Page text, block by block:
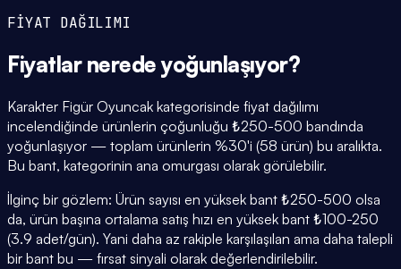
FİYAT DAĞILIMI
Fiyatlar nerede yoğunlaşıyor?
Karakter Figür Oyuncak kategorisinde fiyat dağılımı
incelendiğinde ürünlerin çoğunluğu ₺250-500 bandında
yoğunlaşıyor — toplam ürünlerin %30'i (58 ürün) bu aralıkta.
Bu bant, kategorinin ana omurgası olarak görülebilir.
İlginç bir gözlem: Ürün sayısı en yüksek bant ₺250-500 olsa
da, ürün başına ortalama satış hızı en yüksek bant ₺100-250
(3.9 adet/gün). Yani daha az rakiple karşılaşılan ama daha talepli
bir bant bu — fırsat sinyali olarak değerlendirilebilir.